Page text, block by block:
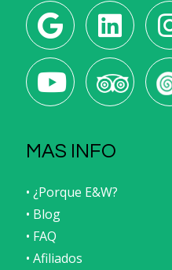
MAS INFO
• ¿Porque E&W?
• Blog
• FAQ
• Afiliados